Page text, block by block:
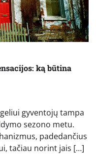
ką būtina
gyventojų tampa
sezono metu.
padedančius
tačiau norint jais […]